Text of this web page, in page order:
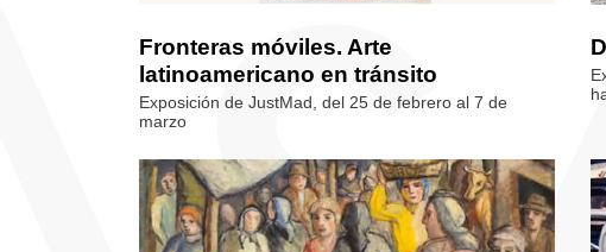
Fronteras móviles. Arte
latinoamericano en tránsito
Exposición de JustMad, del 25 de febrero al 7 de
marzo